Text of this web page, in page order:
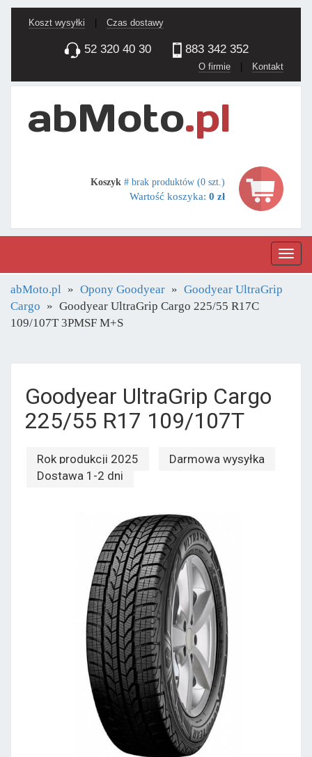
Koszt wysyłki Czas dostawy
52 320 40 30 883 342 352
O firmie | Kontakt
Koszyk # brak produktów (0 szt.)
Wartość koszyka: 0 zł
abMoto.pl Opony Goodyear
Goodyear UltraGrip
Cargo
Goodyear UltraGrip Cargo 225/55 R17C
109/107T 3PMSF M+S
Goodyear UltraGrip Cargo
225/55 R17 109/107T
Rok produkcji 2025
Darmowa wysyłka
Dostawa 1-2 dni